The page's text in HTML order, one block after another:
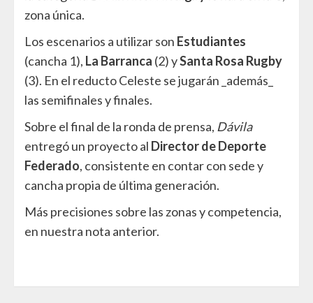
zona única.
Los escenarios a utilizar son Estudiantes
(cancha 1), La Barranca (2) ySanta Rosa Rugby
(3). En el reducto Celeste se jugarán _además_
las semifinales y finales.
Sobre el final de la ronda de prensa, Dávila
entregó un proyecto al Director de Deporte
Federado, consistente en contar con sede y
cancha propia de última generación.
Más precisiones sobre las zonas y competencia,
en nuestra nota anterior.